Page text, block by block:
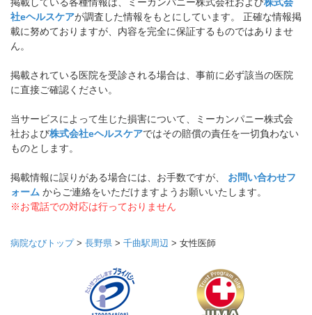
社eヘルスケアが調査した情報をもとにしています。 正確な情報掲
載に努めておりますが、内容を完全に保証するものではありませ
ん。
掲載されている医院を受診される場合は、事前に必ず該当の医院
に直接ご確認ください。
当サービスによって生じた損害について、ミーカンパニー株式会
社および株式会社eヘルスケアではその賠償の責任を一切負わない
ものとします。
掲載情報に誤りがある場合には、お手数ですが、 お問い合わせフ
ォーム からご連絡をいただけますようお願いいたします。
※お電話での対応は行っておりません
病院なびトップ> 長野県 > 千曲駅周辺 > 女性医師